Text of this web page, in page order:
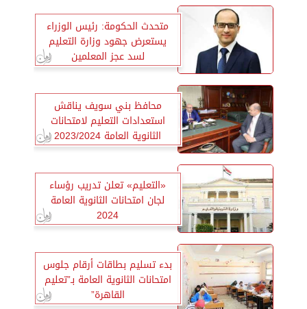
متحدث الحكومة: رئيس الوزراء
يستعرض جهود وزارة التعليم
لسد عجز المعلمين
محافظ بني سويف يناقش
استعدادات التعليم لامتحانات
الثانوية العامة 2023/2024
«التعليم» تعلن تدريب رؤساء
لجان امتحانات الثانوية العامة
2024
بدء تسليم بطاقات أرقام جلوس
امتحانات الثانوية العامة بـ”تعليم
القاهرة”